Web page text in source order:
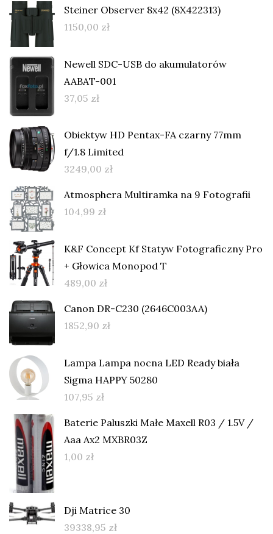
Steiner Observer 8x42 (8X422313)
1150,00 zł
Newell SDC-USB do akumulatorów
AABAT-001
37,05 zł
Obiektyw HD Pentax-FA czarny 77mm
f/1.8 Limited
3249,00 zł
Atmosphera Multiramka na 9 Fotografii
104,99 zł
K&F Concept Kf Statyw Fotograficzny Pro
+ Głowica Monopod T
489,00 zł
Canon DR-C230 (2646C003AA)
1852,90 zł
Lampa Lampa nocna LED Ready biała
Sigma HAPPY 50280
107,95 zł
Baterie Paluszki Małe Maxell R03 / 1.5V /
Aaa Ax2 MXBR03Z
1,00 zł
Dji Matrice 30
39338,95 zł